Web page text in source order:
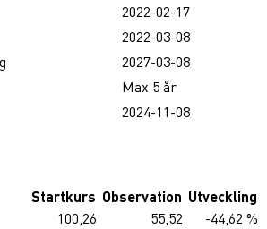
2022-02-17
2022-03-08
2027-03-08
Max 5 år
2024-11-08
Startkurs Observation Utveckling
100,26 55,52
-44,62 %